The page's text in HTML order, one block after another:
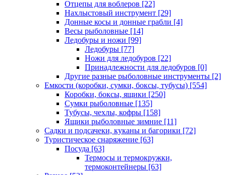
Отцепы для воблеров [22]
Нахлыстовый инструмент [29]
Донные косы и донные грабли [4]
Весы рыболовные [14]
Ледобуры и ножи [99]
Ледобуры [77]
Ножи для ледобуров [22]
Принадлежности для ледобуров [0]
Другие разные рыболовные инструменты [2]
Емкости (коробки, сумки, боксы, тубусы) [554]
Коробки, боксы, ящики [250]
Сумки рыболовные [135]
Тубусы, чехлы, кофры [158]
Ящики рыболовные зимние [11]
Садки и подсачеки, куканы и багорики [72]
Туристическое снаряжение [63]
Посуда [63]
Термосы и термокружки,
термоконтейнеры [63]